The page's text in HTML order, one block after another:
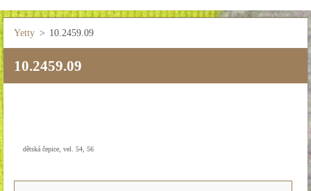
Yetty > 10.2459.09
10.2459.09
dětská čepice, vel. 54, 56